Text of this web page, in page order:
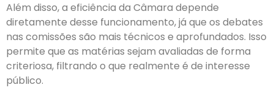
Além disso, a eficiência da Câmara depende
diretamente desse funcionamento, já que os debates
nas comissões são mais técnicos e aprofundados. Isso
permite que as matérias sejam avaliadas de forma
criteriosa, filtrando o que realmente é de interesse
público.